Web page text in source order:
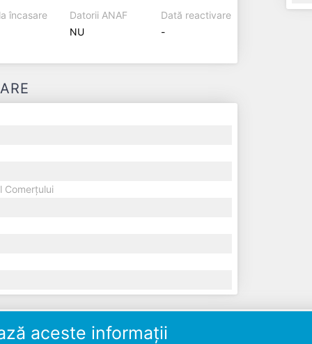
încasare
Datorii ANAF
NU
Dată reactivare
-
Comerțului
aceste informații